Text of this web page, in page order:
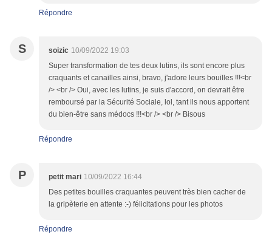
Répondre
S soizic 10/09/2022 19:03
Super transformation de tes deux lutins, ils sont encore plus
craquants et canailles ainsi, bravo, j'adore leurs bouilles !!!<br
/> <br /> Oui, avec les lutins, je suis d'accord, on devrait être
remboursé par la Sécurité Sociale, lol, tant ils nous apportent
du bien-être sans médocs !!!<br /> <br /> Bisous
Répondre
P petit mari 10/09/2022 16:44
Des petites bouilles craquantes peuvent très bien cacher de
la gripèterie en attente :-) félicitations pour les photos
Répondre